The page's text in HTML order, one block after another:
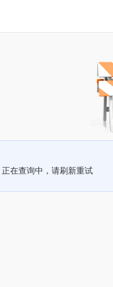
正在查询中，请刷新重试